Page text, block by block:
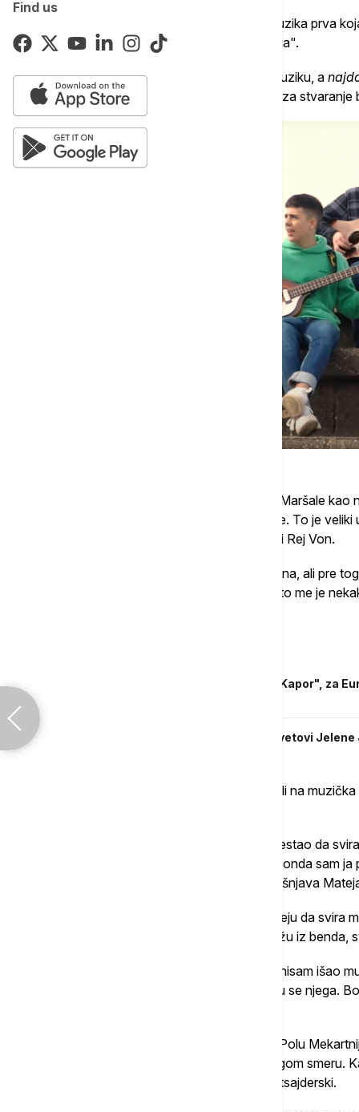
Find us
Mladi muzičar dodaje da kaže da je rok muzika prva
na njega je uticao i film "Boemska rapsodija".
"Onda sam tu malo istraživao i domaću muziku, a
Braun'. Oni su negde bili glavna inspiracija za
Bečejski bend "Eva Braun" prepoznao je Maršale kao
predgrupa u beogradskom Domu omladine. To je
15 godina i koju inspirišu Erik Klepton i Stivi Rej Von.
"Ja sam počela da sviram sa nekih 10 godina, ali pre
nastavnik je svirao bluz i tu staru muziku i to me je
Đorđe Matić, dobitnik nagrade "Momo Kapor", za
"Istina oblikovana u mraku": Magični svetovi
U bendu ima i onih koji su od malih nogu išli na
"Nakon sedmog razreda osnovne sam prestao da
godine, Strahinja je počeo da svira gitaru i onda sam
je dobio ideju za bend i našli smo se", objašnjava
Bubnjar Nemanja Radosavljević imao je ideju da svira
Svira nekoliko instrumenata, kako nam kažu iz
"Ja sam krenuo instrumenta da sviram, ali nisam išao
ljudi obično imaju. Volim ovaj bend i držaću se njega.
Bas gitarista Dušan Ivanović vidi uzora u Polu
druženje sa Strahinjom odvelo ga je u drugom
rock, ali to je za generaciju zed prilično autsajderski.